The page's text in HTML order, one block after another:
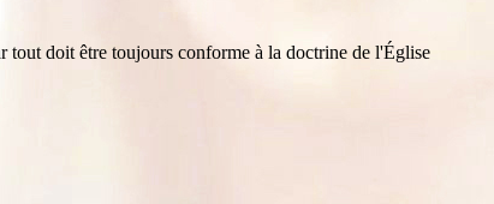
tout doit être toujours conforme à la doctrine de l'Église